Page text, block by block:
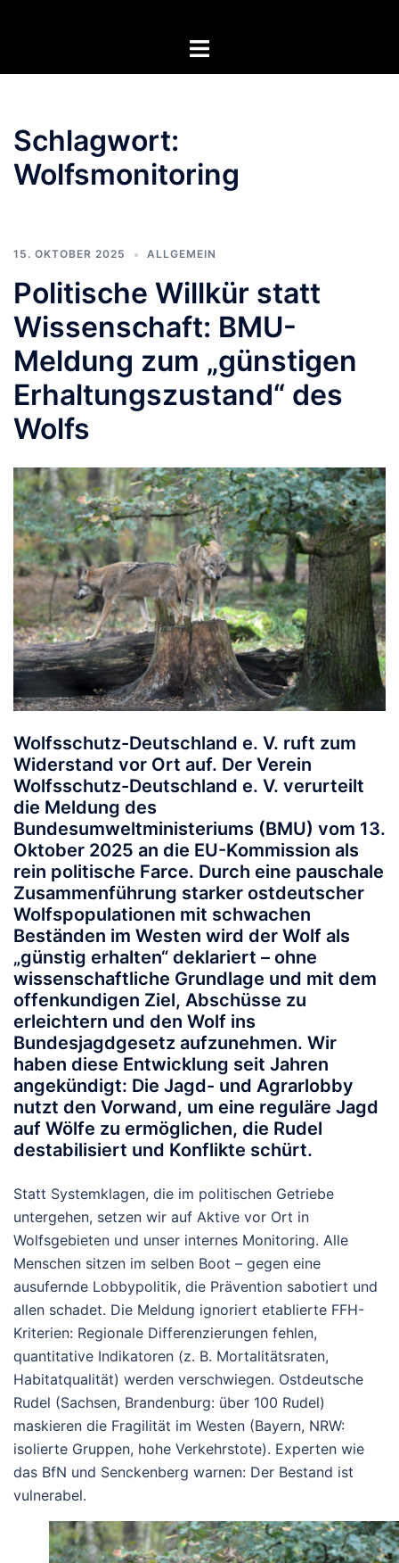
Menü
Schlagwort:
Wolfsmonitoring
15. OKTOBER 2025 ALLGEMEIN
Politische Willkür statt
Wissenschaft: BMU-
Meldung zum „günstigen
Erhaltungszustand“ des
Wolfs
Wolfsschutz-Deutschland e. V. ruft zum
Widerstand vor Ort auf. Der Verein
Wolfsschutz-Deutschland e. V. verurteilt
die Meldung des
Bundesumweltministeriums (BMU) vom 13.
Oktober 2025 an die EU-Kommission als
rein politische Farce. Durch eine pauschale
Zusammenführung starker ostdeutscher
Wolfspopulationen mit schwachen
Beständen im Westen wird der Wolf als
„günstig erhalten“ deklariert – ohne
wissenschaftliche Grundlage und mit dem
offenkundigen Ziel, Abschüsse zu
erleichtern und den Wolf ins
Bundesjagdgesetz aufzunehmen. Wir
haben diese Entwicklung seit Jahren
angekündigt: Die Jagd- und Agrarlobby
nutzt den Vorwand, um eine reguläre Jagd
auf Wölfe zu ermöglichen, die Rudel
destabilisiert und Konflikte schürt.
Statt Systemklagen, die im politischen Getriebe
untergehen, setzen wir auf Aktive vor Ort in
Wolfsgebieten und unser internes Monitoring. Alle
Menschen sitzen im selben Boot – gegen eine
ausufernde Lobbypolitik, die Prävention sabotiert und
allen schadet. Die Meldung ignoriert etablierte FFH-
Kriterien: Regionale Differenzierungen fehlen,
quantitative Indikatoren (z. B. Mortalitätsraten,
Habitatqualität) werden verschwiegen. Ostdeutsche
Rudel (Sachsen, Brandenburg: über 100 Rudel)
maskieren die Fragilität im Westen (Bayern, NRW:
isolierte Gruppen, hohe Verkehrstote). Experten wie
das BfN und Senckenberg warnen: Der Bestand ist
vulnerabel.